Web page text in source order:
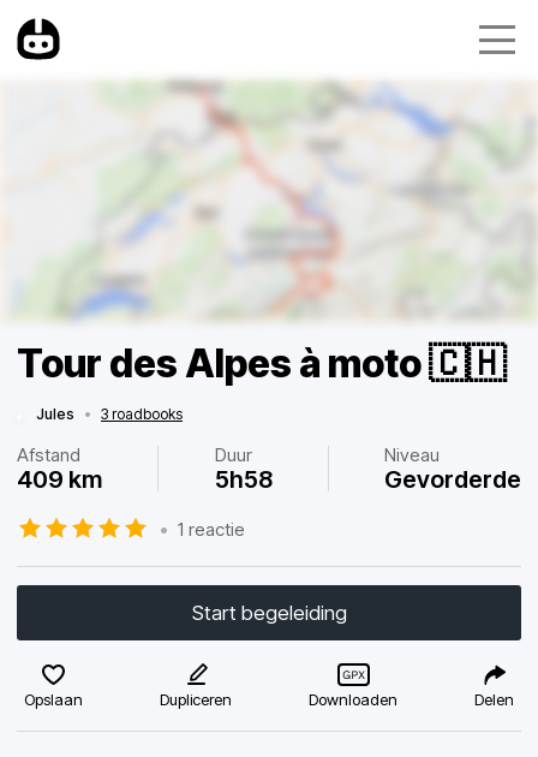
Tour des Alpes à moto 🇨🇭
Jules • 3 roadbooks
Afstand
409 km
Duur
5h58
Niveau
Gevorderde
• 1 reactie
Start begeleiding
Opslaan Dupliceren Downloaden Delen